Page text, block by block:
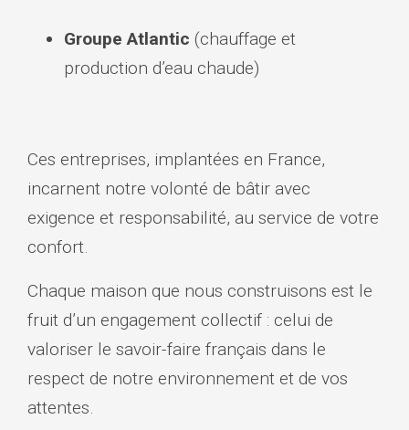
Groupe Atlantic (chauffage et
production d’eau chaude)
Ces entreprises, implantées en France,
incarnent notre volonté de bâtir avec
exigence et responsabilité, au service de votre
confort.
Chaque maison que nous construisons est le
fruit d’un engagement collectif : celui de
valoriser le savoir-faire français dans le
respect de notre environnement et de vos
attentes.